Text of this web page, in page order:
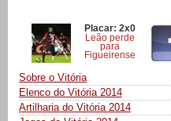
Placar: 2x0
Leão perde
para
Figueirense
Sobre o Vitória
Elenco do Vitória 2014
Artilharia do Vitória 2014